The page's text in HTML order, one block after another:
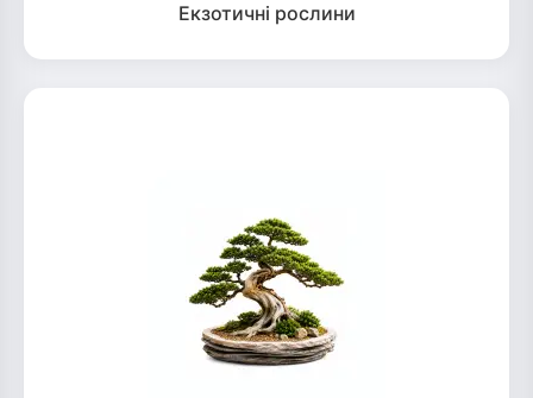
Екзотичні рослини